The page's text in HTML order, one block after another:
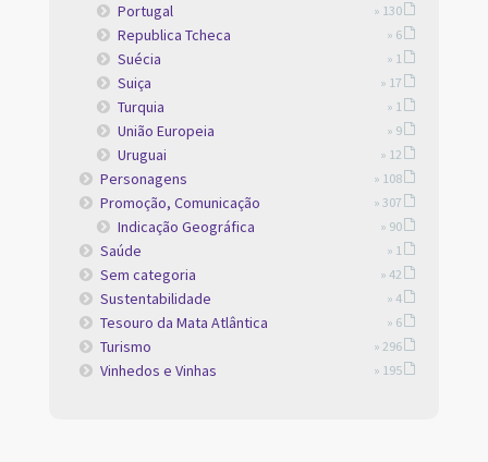
Portugal » 130
Republica Tcheca » 6
Suécia » 1
Suiça » 17
Turquia » 1
União Europeia » 9
Uruguai » 12
Personagens » 108
Promoção, Comunicação » 307
Indicação Geográfica » 90
Saúde » 1
Sem categoria » 42
Sustentabilidade » 4
Tesouro da Mata Atlântica » 6
Turismo » 296
Vinhedos e Vinhas » 195